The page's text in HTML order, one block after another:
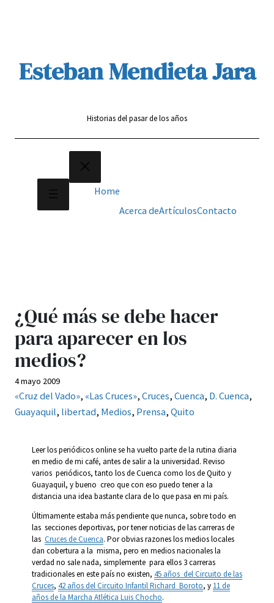
Esteban Mendieta Jara
Historias del pasar de los años
Home
Acerca deArtículosContacto
¿Qué más se debe hacer
para aparecer en los
medios?
4 mayo 2009
«Cruz del Vado», «Las Cruces», Cruces, Cuenca, D. Cuenca
Guayaquil, libertad, Medios, Prensa, Quito
Leer los periódicos online se ha vuelto parte de la rutina diaria
en medio de mi café, antes de salir a la universidad. Reviso
varios periódicos, tanto los de Cuenca como los de Quito y
Guayaquil, y bueno creo que con eso puedo tener a la
distancia una idea bastante clara de lo que pasa en mi país.
Últimamente estaba más pendiente que nunca, sobre todo en
las secciones deportivas, por tener noticias de las carreras de
las Cruces de Cuenca. Por obvias razones los medios locales
dan cobertura a la misma, pero en medios nacionales la
verdad no sale nada, simplemente para ellos 3 carreras
tradicionales en este país no existen, 45 años del Circuito de las
Cruces, 42 años del Circuito Infantil Richard Boroto, y 11 de
años de la Marcha Atlética Luis Chocho.